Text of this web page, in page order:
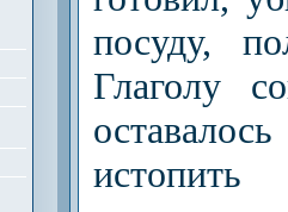
посуду,
Глаголу
истопить